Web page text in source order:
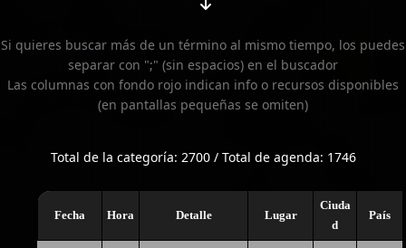
Si quieres buscar más de un término al mismo tiempo, los puedes
separar con ";" (sin espacios) en el buscador
Las columnas con fondo rojo indican info o recursos disponibles
(en pantallas pequeñas se omiten)
Total de la categoría: 2700 / Total de agenda: 1746
Fecha Hora Detalle Lugar
Ciuda
d
País